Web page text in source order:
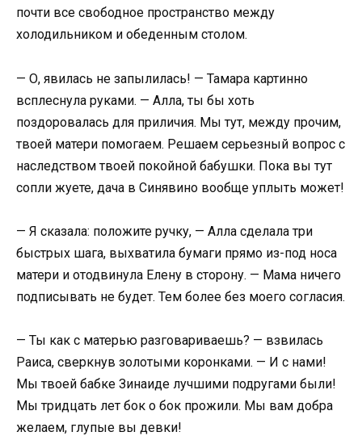
почти все свободное пространство между
холодильником и обеденным столом.
— О, явилась не запылилась! — Тамара картинно
всплеснула руками. — Алла, ты бы хоть
поздоровалась для приличия. Мы тут, между прочим,
твоей матери помогаем. Решаем серьезный вопрос с
наследством твоей покойной бабушки. Пока вы тут
сопли жуете, дача в Синявино вообще уплыть может!
— Я сказала: положите ручку, — Алла сделала три
быстрых шага, выхватила бумаги прямо из-под носа
матери и отодвинула Елену в сторону. — Мама ничего
подписывать не будет. Тем более без моего согласия.
— Ты как с матерью разговариваешь? — взвилась
Раиса, сверкнув золотыми коронками. — И с нами!
Мы твоей бабке Зинаиде лучшими подругами были!
Мы тридцать лет бок о бок прожили. Мы вам добра
желаем, глупые вы девки!